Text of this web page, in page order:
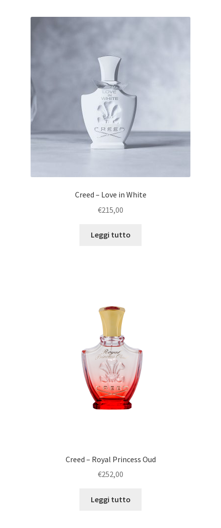
Creed – Love in White
€215,00
Leggi tutto
Creed – Royal Princess Oud
€252,00
Leggi tutto